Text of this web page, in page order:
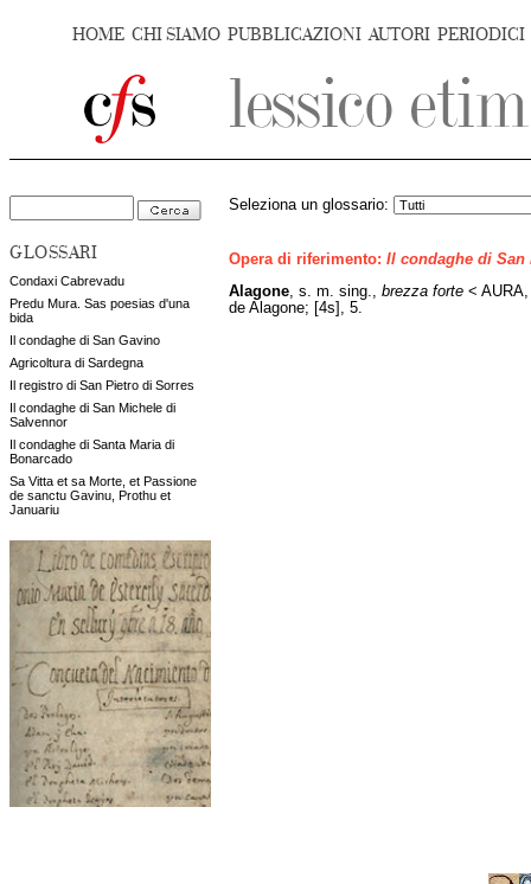
HOME CHI SIAMO PUBBLICAZIONI AUTORI PERIODICI
GLOSSARI
Condaxi Cabrevadu
Predu Mura. Sas poesias d'una
bida
Il condaghe di San Gavino
Agricoltura di Sardegna
Il registro di San Pietro di Sorres
Il condaghe di San Michele di
Salvennor
Il condaghe di Santa Maria di
Bonarcado
Sa Vitta et sa Morte, et Passione
de sanctu Gavinu, Prothu et
Januariu
Seleziona un glossario:
Opera di riferimento: Il condaghe di San
Alagone , s. m. sing., brezza forte <
de Alagone; [4s], 5.